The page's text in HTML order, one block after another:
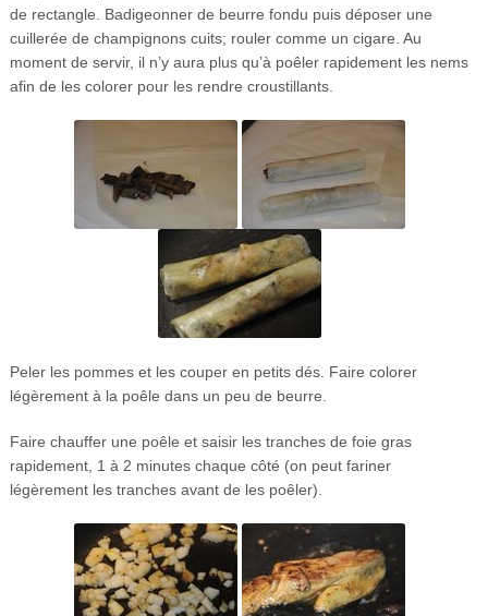
de rectangle. Badigeonner de beurre fondu puis déposer une
cuillerée de champignons cuits; rouler comme un cigare. Au
moment de servir, il n’y aura plus qu’à poêler rapidement les nems
afin de les colorer pour les rendre croustillants.
Peler les pommes et les couper en petits dés. Faire colorer
légèrement à la poêle dans un peu de beurre.
Faire chauffer une poêle et saisir les tranches de foie gras
rapidement, 1 à 2 minutes chaque côté (on peut fariner
légèrement les tranches avant de les poêler).